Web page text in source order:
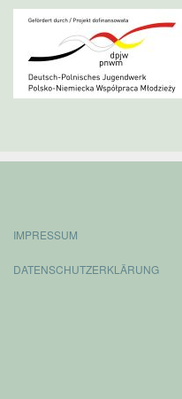
IMPRESSUM
DATENSCHUTZERKLÄRUNG